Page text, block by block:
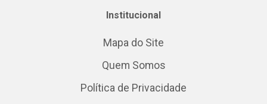
Institucional
Mapa do Site
Quem Somos
Política de Privacidade